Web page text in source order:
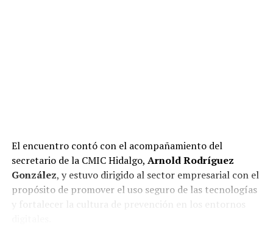
El encuentro contó con el acompañamiento del
secretario de la CMIC Hidalgo, Arnold Rodríguez
González, y estuvo dirigido al sector empresarial con el
propósito de promover el uso seguro de las tecnologías
y fortalecer la cultura de prevención en los entornos